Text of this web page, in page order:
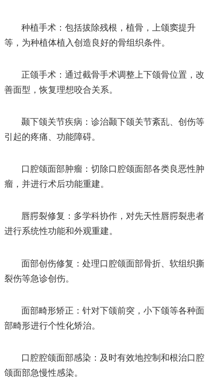
种植手术：包括拔除残根，植骨，上颌窦提升
等，为种植体植入创造良好的骨组织条件。
正颌手术：通过截骨手术调整上下颌骨位置，改
善面型，恢复理想咬合关系。
颞下颌关节疾病：诊治颞下颌关节紊乱、创伤等
引起的疼痛、功能障碍。
口腔颌面部肿瘤：切除口腔颌面部各类良恶性肿
瘤，并进行术后功能重建。
唇腭裂修复：多学科协作，对先天性唇腭裂患者
进行系统性功能和外观重建。
面部创伤修复：处理口腔颌面部骨折、软组织撕
裂伤等急诊创伤。
面部畸形矫正：针对下颌前突，小下颌等各种面
部畸形进行个性化矫治。
口腔腔颌面部感染：及时有效地控制和根治口腔
颌面部急慢性感染。